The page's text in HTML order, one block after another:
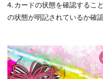
4. カードの状態を確認するこ
の状態が明記されているか確